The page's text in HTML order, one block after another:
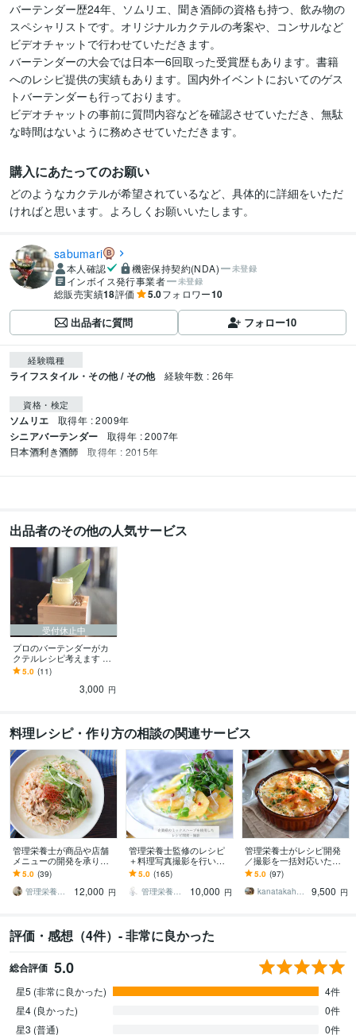
バーテンダー歴24年、ソムリエ、聞き酒師の資格も持つ、飲み物の
スペシャリストです。オリジナルカクテルの考案や、コンサルなど
ビデオチャットで行わせていただきます。
バーテンダーの大会では日本一6回取った受賞歴もあります。書籍
へのレシピ提供の実績もあります。国内外イベントにおいてのゲス
トバーテンダーも行っております。
ビデオチャットの事前に質問内容などを確認させていただき、無駄
な時間はないように務めさせていただきます。
購入にあたってのお願い
どのようなカクテルが希望されているなど、具体的に詳細をいただ
ければと思います。よろしくお願いいたします。
sabumari
本人確認 機密保持契約(NDA) 未登録
インボイス発行事業者 未登録
総販売実績18評価 5.0フォロワー10
出品者に質問 フォロー10
経験職種
ライフスタイル・その他 / その他 経験年数 : 26年
資格・検定
ソムリエ 取得年 : 2009年
シニアバーテンダー 取得年 : 2007年
日本酒利き酒師 取得年 : 2015年
出品者のその他の人気サービス
受付休止中
プロのバーテンダーがカ
クテルレシピ考えます お
うちパーティや、店舗メ
ニューなど用途はいろい
5.0 (11)
3,000 円
料理レシピ・作り方の相談の関連サービス
管理栄養士が商品や店舗
メニューの開発を承りま
す テーマやイメージなど
を一からお聞かせくださ
い
5.0 (39)
管理栄養士 ai mama
12,000 円
管理栄養士監修のレシピ
＋料理写真撮影を行いま
す SNS・企業販促に使え
る“おいしい見せ方”をサポ
ートします
5.0 (165)
管理栄養士asami
10,000 円
管理栄養士がレシピ開発
／撮影を一括対応いたし
ます レシピ開発から撮
影・栄養価計算等 まるご
とお任せください！
5.0 (97)
kanatakahashi
9,500 円
評価・感想（4件）- 非常に良かった
総合評価 5.0
星5 (非常に良かった)
4件
星4 (良かった)
0件
星3 (普通)
0件